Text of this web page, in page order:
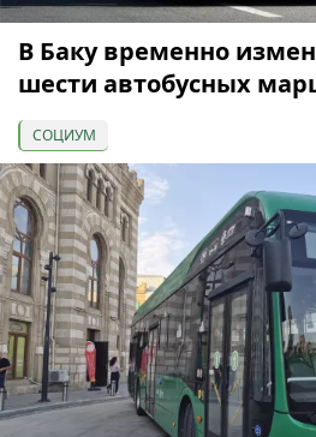
В Баку временно
шести автобусных
СОЦИУМ